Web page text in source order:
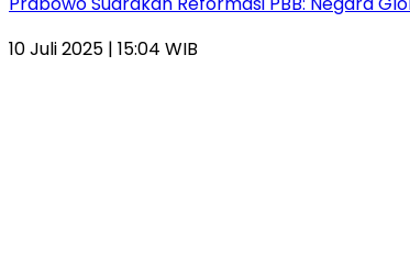
10 Juli 2025 | 15:04 WIB